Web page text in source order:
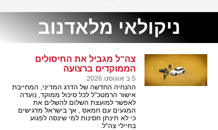
ניקולאי מלאדנוב
צה"ל מגביל את החיסולים
הממוקדים ברצועה
5 ב אוגוסט 2026
ההנחיה החדשה של הדרג המדיני, המחייבת
אישור הרמטכ"ל לכל סיכול ממוקד, נועדה
לאפשר למועצת השלום להשלים את
המגעים עם חמאס , אך בישראל מדגישים
כי לא תינתן חסינות למי שינסה לפגוע
בחיילי צה"ל.